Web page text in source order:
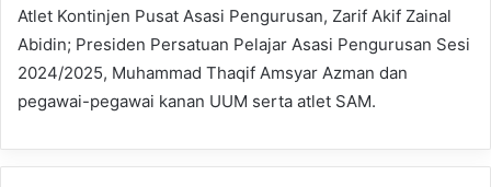
Atlet Kontinjen Pusat Asasi Pengurusan, Zarif Akif Zainal
Abidin; Presiden Persatuan Pelajar Asasi Pengurusan Sesi
2024/2025, Muhammad Thaqif Amsyar Azman dan
pegawai-pegawai kanan UUM serta atlet SAM.